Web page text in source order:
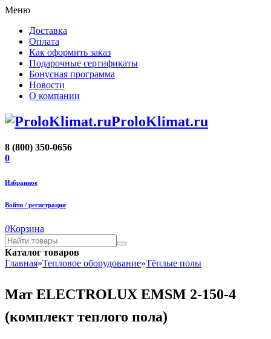
Меню
Доставка
Оплата
Как оформить заказ
Подарочные сертификаты
Бонусная программа
Новости
О компании
ProloKlimat.ru
8 (800) 350-0656
0
Избранное
Войти / регистрация
0Корзина
Каталог товаров
Главная»Тепловое оборудование»Тёплые полы
Мат ELECTROLUX EMSM 2-150-4
(комплект теплого пола)